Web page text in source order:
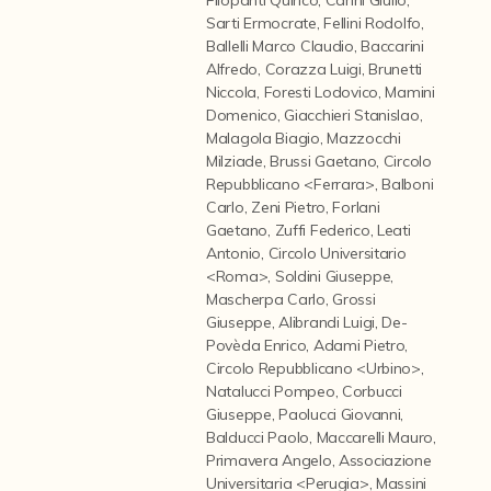
Sarti Ermocrate ,Fellini Rodolfo
Ballelli Marco Claudio ,Baccarini
Alfredo Corazza Luigi ,Brunetti
Niccola Foresti Lodovico ,Mamini
Domenico Giacchieri Stanislao
Malagola Biagio ,Mazzocchi
Milziade ,Brussi Gaetano Circolo
Repubblicano <Ferrara> ,Balboni
Carlo Zeni Pietro ,Forlani
Gaetano Zuffi Federico ,Leati
Antonio Circolo Universitario
<Roma> Soldini Giuseppe
Mascherpa Carlo Grossi
Giuseppe Alibrandi Luigi ,De-
Povèda Enrico Adami Pietro
Circolo Repubblicano <Urbino>
Natalucci Pompeo Corbucci
Giuseppe ,Paolucci Giovanni
Balducci Paolo Maccarelli Mauro
Primavera Angelo Associazione
Universitaria <Perugia> ,Massini